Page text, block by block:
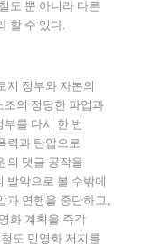
도 뿐 아니라 다른
할 수 있다.
지 정부와 자본의
조의 정당한 파업과
를 다시 한 번
력과 탄압으로
의 댓글 공작을
발악으로 볼 수밖에
과 연행을 중단하고,
화 계획을 즉각
도 민영화 저지를